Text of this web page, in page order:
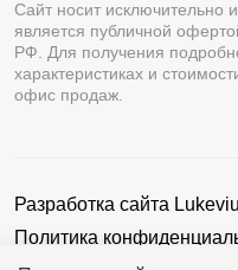
Сайт носит исключительно
является публичной
РФ. Для получения
характеристиках и
офис продаж.
Разработка сайта
Политика
Пользовательское